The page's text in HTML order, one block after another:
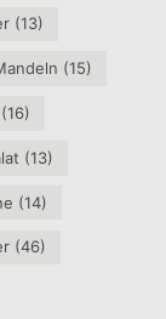
(13)
(15)
(16)
(13)
(14)
(46)